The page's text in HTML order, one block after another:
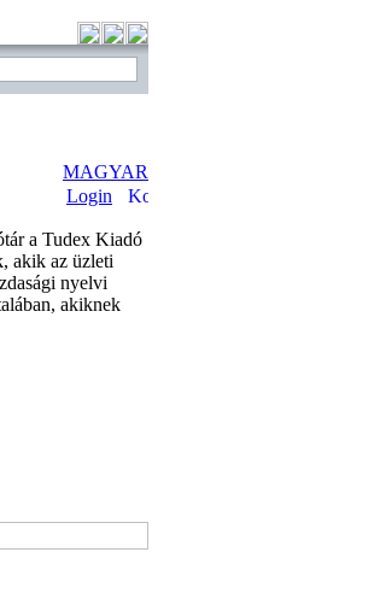
MAGYAR
Login
a Tudex Kiadó
akik az üzleti
nyelvi
akiknek